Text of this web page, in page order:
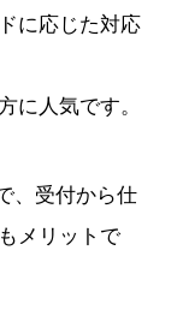
に応じた対応
に人気です。
、受付から仕
メリットで